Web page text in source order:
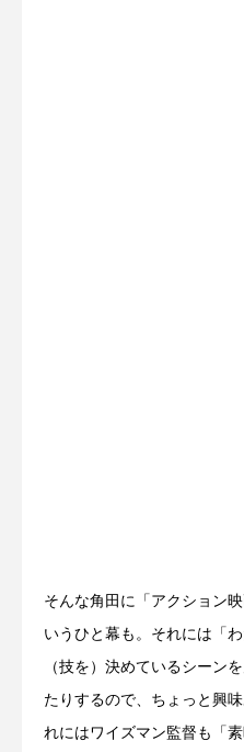
そんな角田に「アクション
いうひと幕も。それには「
（技を）決めているシーン
たりするので、ちょっと興
れにはワイズマン監督も「